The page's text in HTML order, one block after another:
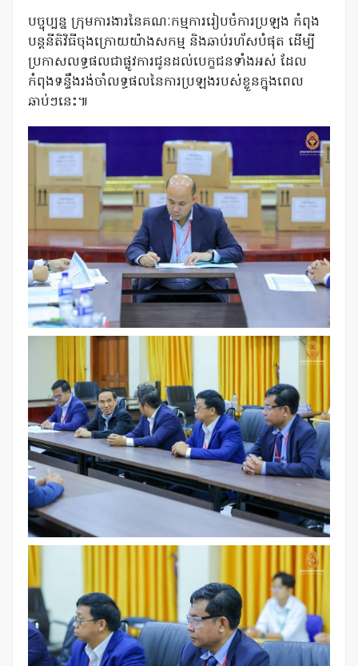
​បច្ចុប្បន្ន ក្រុមការងារនៃគណៈកម្មការរៀបចំការប្រឡង កំពុង
បន្តនីតិវិធីចុងក្រោយយ៉ាងសកម្ម និងឆាប់រហ័សបំផុត ដើម្បី
ប្រកាសលទ្ធផលជាផ្លូវការជូនដល់បេក្ខជនទាំងអស់ ដែល
កំពុងទន្ទឹងរង់ចាំលទ្ធផលនៃការប្រឡងរបស់ខ្លួនក្នុងពេល
ឆាប់ៗនេះ៕